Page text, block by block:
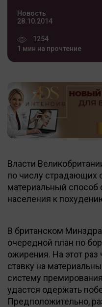
Новость
28.10.2014
1254
1 мин на прочтение
Власти
по числу
материальный способ
населения к
В британском
очередной план по
ожирения. На этот
ставку на
систему
удастся одержать
Предположительно,